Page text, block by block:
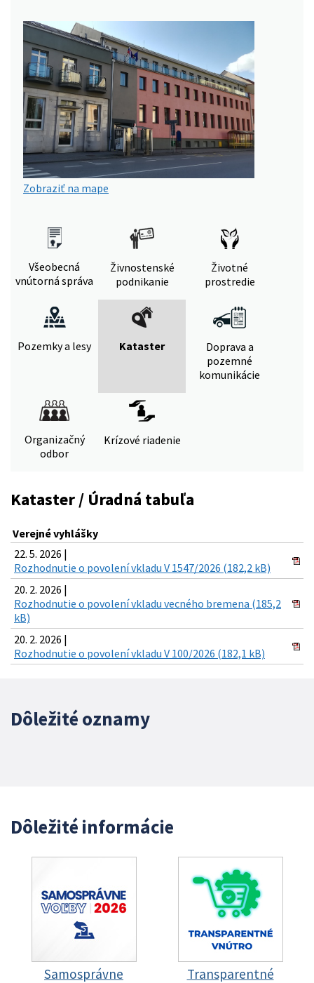
Zobraziť na mape
Všeobecná
vnútorná správa
Živnostenské
podnikanie
Životné
prostredie
Pozemky a lesy Kataster
Doprava a
pozemné
komunikácie
Organizačný
odbor
Krízové riadenie
Kataster / Úradná tabuľa
Verejné vyhlášky
22. 5. 2026 |
Rozhodnutie o povolení vkladu V 1547/2026 (182,2 kB)
20. 2. 2026 |
Rozhodnutie o povolení vkladu vecného bremena (185,2
kB)
20. 2. 2026 |
Rozhodnutie o povolení vkladu V 100/2026 (182,1 kB)
Dôležité oznamy
Dôležité informácie
Samosprávne
Transparentné